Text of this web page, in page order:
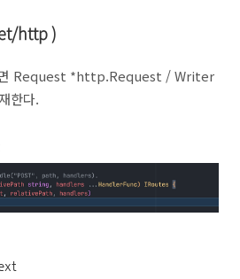
http )
면 Request *http.Request / Writer
한다.